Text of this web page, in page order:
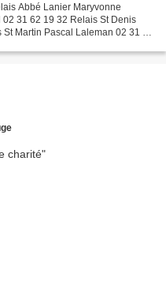
Abbé Lanier Maryvonne
31 62 19 32 Relais St Denis
Martin Pascal Laleman 02 31 64